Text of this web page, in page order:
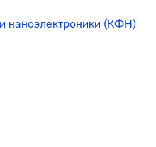
наноэлектроники (КФН)